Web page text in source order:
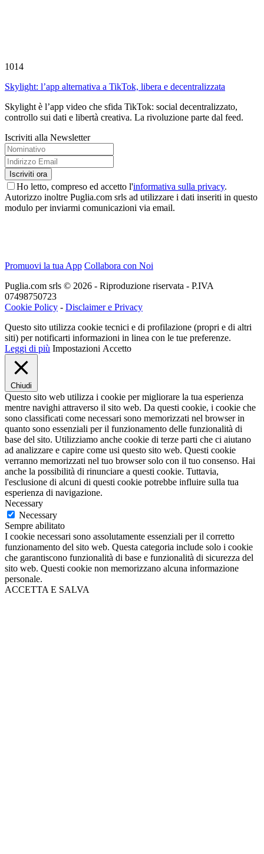
1014
Skylight: l’app alternativa a TikTok, libera e decentralizzata
Skylight è l’app video che sfida TikTok: social decentralizzato,
controllo sui dati e libertà creativa. La rivoluzione parte dal feed.
Iscriviti alla Newsletter
Ho letto, compreso ed accetto l'informativa sulla privacy.
Autorizzo inoltre Puglia.com srls ad utilizzare i dati inseriti in questo
modulo per inviarmi comunicazioni via email.
Promuovi la tua App Collabora con Noi
Puglia.com srls © 2026 - Riproduzione riservata - P.IVA
07498750723
Cookie Policy - Disclaimer e Privacy
Questo sito utilizza cookie tecnici e di profilazione (propri e di altri
siti) per notificarti informazioni in linea con le tue preferenze.
Leggi di più Impostazioni Accetto
Chiudi
Questo sito web utilizza i cookie per migliorare la tua esperienza
mentre navighi attraverso il sito web. Da questi cookie, i cookie che
sono classificati come necessari sono memorizzati nel browser in
quanto sono essenziali per il funzionamento delle funzionalità di
base del sito. Utilizziamo anche cookie di terze parti che ci aiutano
ad analizzare e capire come usi questo sito web. Questi cookie
verranno memorizzati nel tuo browser solo con il tuo consenso. Hai
anche la possibilità di rinunciare a questi cookie. Tuttavia,
l'esclusione di alcuni di questi cookie potrebbe influire sulla tua
esperienza di navigazione.
Necessary
Necessary
Sempre abilitato
I cookie necessari sono assolutamente essenziali per il corretto
funzionamento del sito web. Questa categoria include solo i cookie
che garantiscono funzionalità di base e funzionalità di sicurezza del
sito web. Questi cookie non memorizzano alcuna informazione
personale.
ACCETTA E SALVA